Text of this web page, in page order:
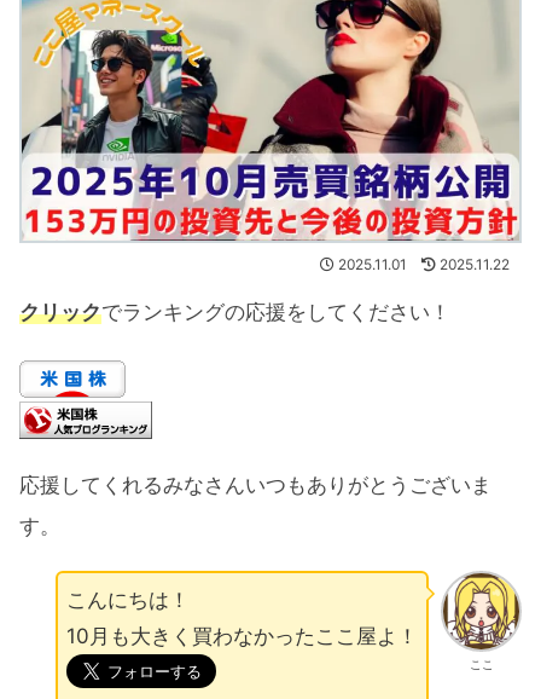
2025.11.01 2025.11.22
クリックでランキングの応援をしてください！
応援してくれるみなさんいつもありがとうございま
す。
ここ
こんにちは！
10月も大きく買わなかったここ屋よ！